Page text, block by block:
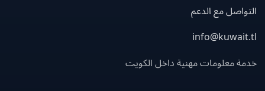
مع الدعم
معلومات مهنية داخل الكويت